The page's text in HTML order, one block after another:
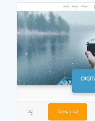
व्यू का चयन करें